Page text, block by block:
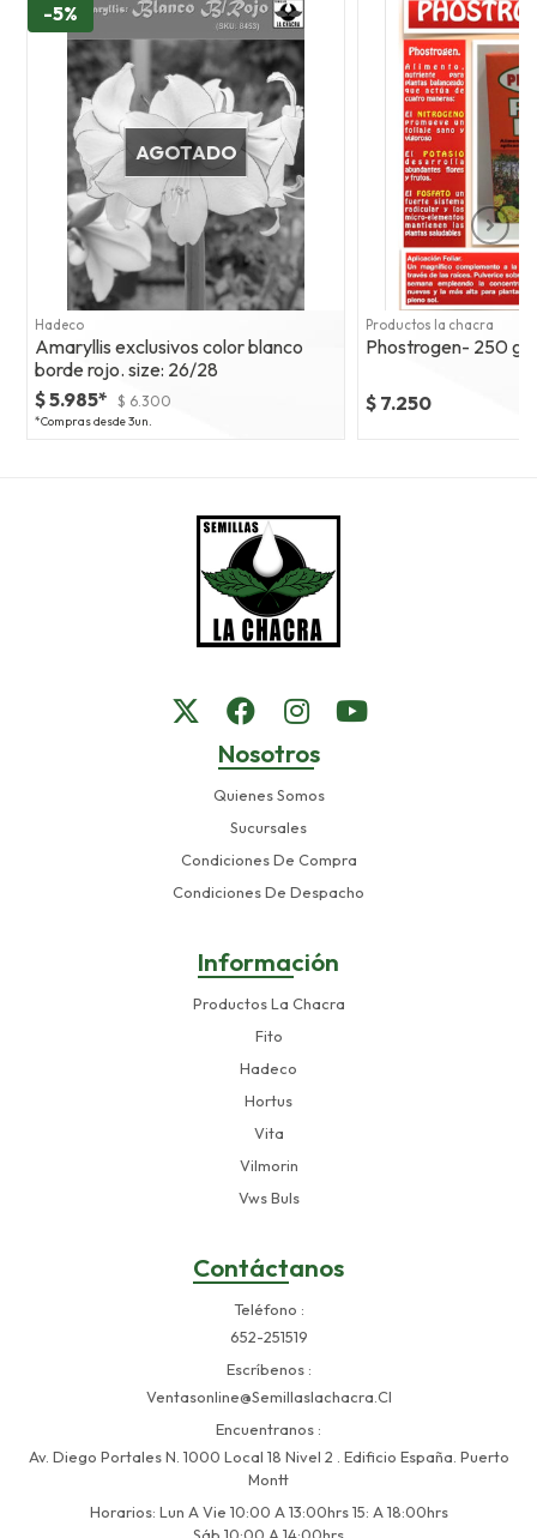
-5%
AGOTADO
Hadeco
Amaryllis exclusivos color blanco
borde rojo. size: 26/28
$ 5.985* $ 6.300
*Compras desde 3un.
Productos la chacra
Phostrogen- 250
$ 7.250
Nosotros
Quienes Somos
Sucursales
Condiciones De Compra
Condiciones De Despacho
Información
Productos La Chacra
Fito
Hadeco
Hortus
Vita
Vilmorin
Vws Buls
Contáctanos
Teléfono
652-251519
Escríbenos
Ventasonline@semillaslachacra.cl
Encuentranos
Av. Diego Portales N. 1000 Local 18 Nivel 2 . Edificio España. Puerto
Montt
Horarios: Lun A Vie 10:00 A 13:00hrs 15: A 18:00hrs
Sáb 10:00 A 14:00hrs